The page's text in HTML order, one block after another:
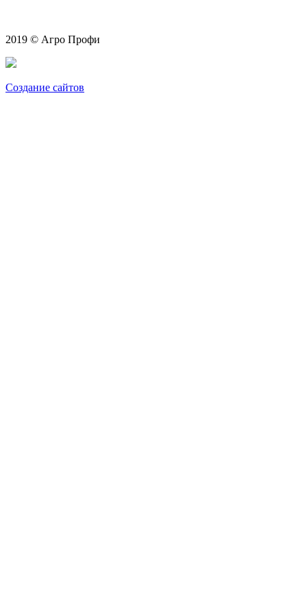
2019 © Агро Профи
Создание сайтов